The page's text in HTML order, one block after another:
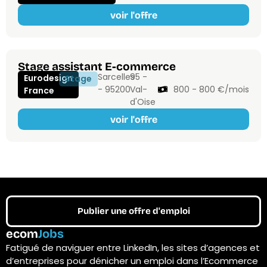
voir l'offre
Stage assistant E-commerce
Eurodesign
France
Stage Sarcelles
- 95200
95 -
Val-
d'Oise
800 - 800 €/mois
voir l'offre
ecomJobs
Fatigué de naviguer entre LinkedIn, les sites d’agences et
d’entreprises pour dénicher un emploi dans l’Ecommerce
Publier une offre d'emploi